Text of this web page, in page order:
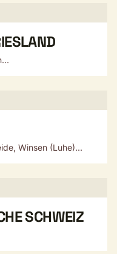
Winsen (Luhe)...
SCHWEIZ